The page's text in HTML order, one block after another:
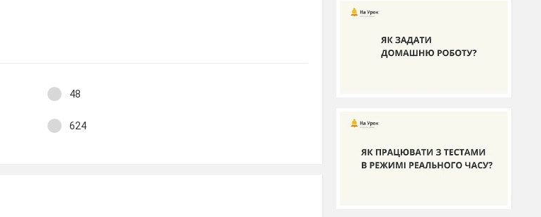
48
624